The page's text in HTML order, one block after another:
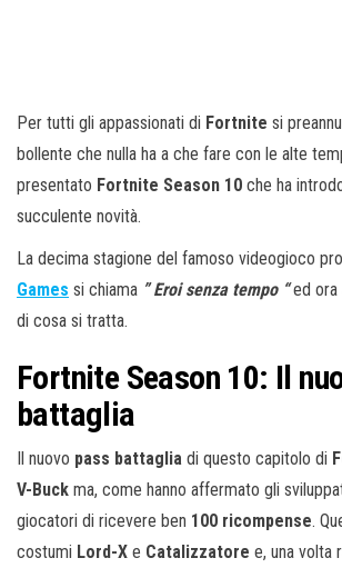
Per tutti gli appassionati di Fortnite si
bollente che nulla ha a che fare con le alte
presentato Fortnite Season 10 che ha
succulente novità.
La decima stagione del famoso videogioco
Games si chiama ” Eroi senza tempo “ed ora
di cosa si tratta.
Fortnite Season 10: Il
battaglia
Il nuovo pass battaglia di questo capitolo di
V-Buck ma, come hanno affermato gli
giocatori di ricevere ben 100 ricompense.
costumi Lord-X e Catalizzatore e, una volta